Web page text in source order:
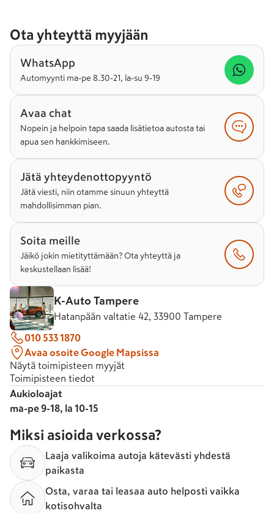
Ota yhteyttä myyjään
WhatsApp
Automyynti ma-pe 8.30-21, la-su 9-19
Avaa chat
Nopein ja helpoin tapa saada lisätietoa autosta tai
apua sen hankkimiseen.
Jätä yhteydenottopyyntö
Jätä viesti, niin otamme sinuun yhteyttä
mahdollisimman pian.
Soita meille
Jäikö jokin mietityttämään? Ota yhteyttä ja
keskustellaan lisää!
K-Auto Tampere
Hatanpään valtatie 42, 33900 Tampere
010 533 1870
Avaa osoite Google Mapsissa
Näytä toimipisteen myyjät
Toimipisteen tiedot
Aukioloajat
ma-pe 9-18, la 10-15
Miksi asioida verkossa?
Laaja valikoima autoja kätevästi yhdestä
paikasta
Osta, varaa tai leasaa auto helposti vaikka
kotisohvalta